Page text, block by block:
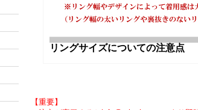
リングサイズについての注意点
【重要】